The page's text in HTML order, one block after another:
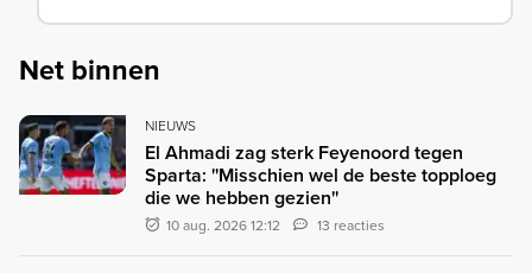
Net binnen
NIEUWS
El Ahmadi zag sterk Feyenoord tegen
Sparta: ''Misschien wel de beste topploeg
die we hebben gezien''
10 aug. 2026 12:12 13 reacties